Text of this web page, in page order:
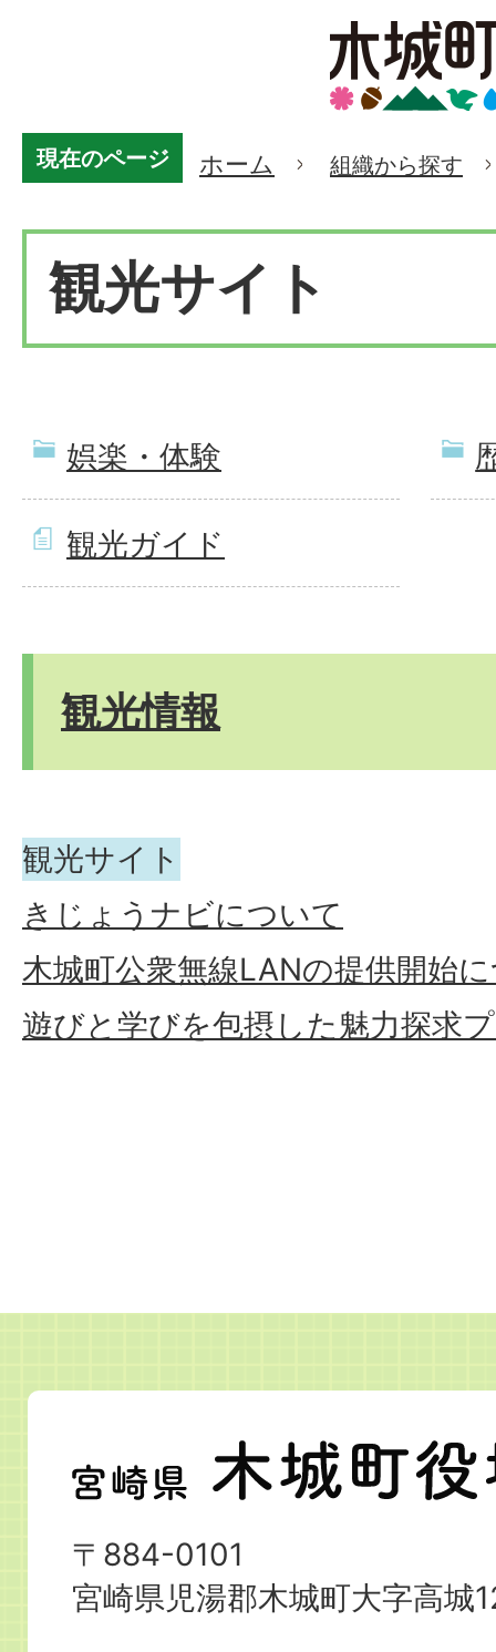
現在のページ ホーム 組織から探す
観光サイト
娯楽・体験
観光ガイド
観光情報
観光サイト
きじょうナビについて
木城町公衆無線LANの提供開始
遊びと学びを包摂した魅力探求
宮
崎
県
木
〒884-0101
宮崎県児湯郡木城町大字高城